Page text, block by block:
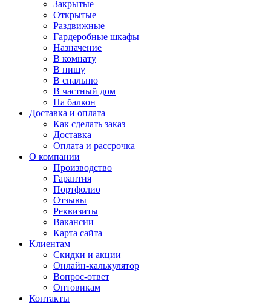
Закрытые
Открытые
Раздвижные
Гардеробные шкафы
Назначение
В комнату
В нишу
В спальню
В частный дом
На балкон
Доставка и оплата
Как сделать заказ
Доставка
Оплата и рассрочка
О компании
Производство
Гарантия
Портфолио
Отзывы
Реквизиты
Вакансии
Карта сайта
Клиентам
Скидки и акции
Онлайн-калькулятор
Вопрос-ответ
Оптовикам
Контакты